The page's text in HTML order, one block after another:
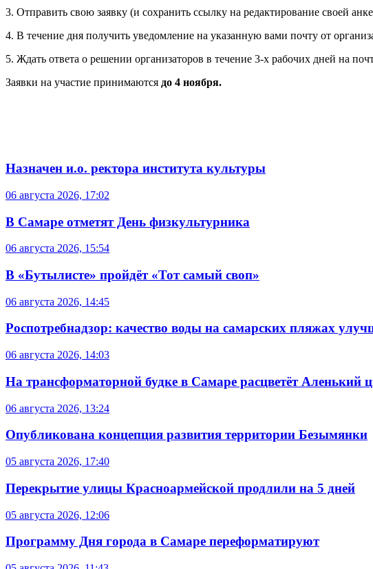
3. Отправить свою заявку (и сохранить ссылку на редактирование своей
4. В течение дня получить уведомление на указанную вами почту от
5. Ждать ответа о решении организаторов в течение 3-х рабочих дней на
Заявки на участие принимаются до 4 ноября.
Назначен и.о. ректора института культуры
06 августа 2026, 17:02
В Самаре отметят День физкультурника
06 августа 2026, 15:54
В «Бутылисте» пройдёт «Тот самый своп»
06 августа 2026, 14:45
Роспотребнадзор: качество воды на самарских пляжах
06 августа 2026, 14:03
На трансформаторной будке в Самаре расцветёт Аленький
06 августа 2026, 13:24
Опубликована концепция развития территории Безымянки
05 августа 2026, 17:40
Перекрытие улицы Красноармейской продлили на 5 дней
05 августа 2026, 12:06
Программу Дня города в Самаре переформатируют